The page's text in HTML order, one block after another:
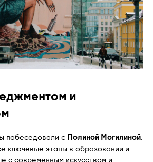
и
побеседовали с Полиной Могилиной.
ключевые этапы в образовании и
с современным искусством и